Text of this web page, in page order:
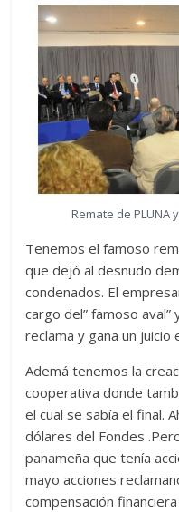
Remate de PLUNA
Tenemos el famoso
que dejó al desnudo
condenados. El
cargo del” famoso
reclama y gana un juicio
Ademá tenemos la
cooperativa donde
el cual se sabía el final.
dólares del Fondes
panameña que tenía
mayo acciones
compensación